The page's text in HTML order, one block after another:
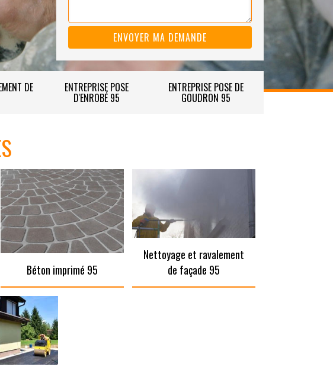
DE ENTREPRISE POSE
D'ENROBÉ 95
ENTREPRISE POSE DE
GOUDRON 95
Béton imprimé 95
Nettoyage et ravalement
de façade 95